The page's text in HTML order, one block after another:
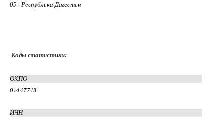
05 - Республика Дагестан
Коды статистики:
ОКПО
01447743
ИНН